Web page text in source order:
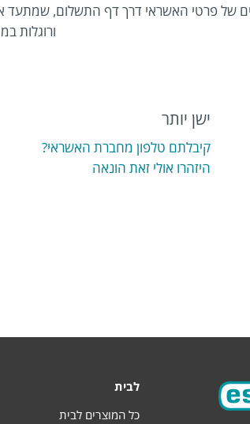
של פרטי האשראי דרך דף התשלום, שמתעד
ורוגלות
ישן יותר
קיבלתם טלפון מחברת האשראי?
היזהרו אולי זאת הונאה
לבית
כל המוצרים לבית